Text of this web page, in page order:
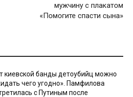
мужчину с плакатом
«Помогите спасти сына»
киевской банды детоубийц можно
чего угодно». Памфилова
с Путиным после